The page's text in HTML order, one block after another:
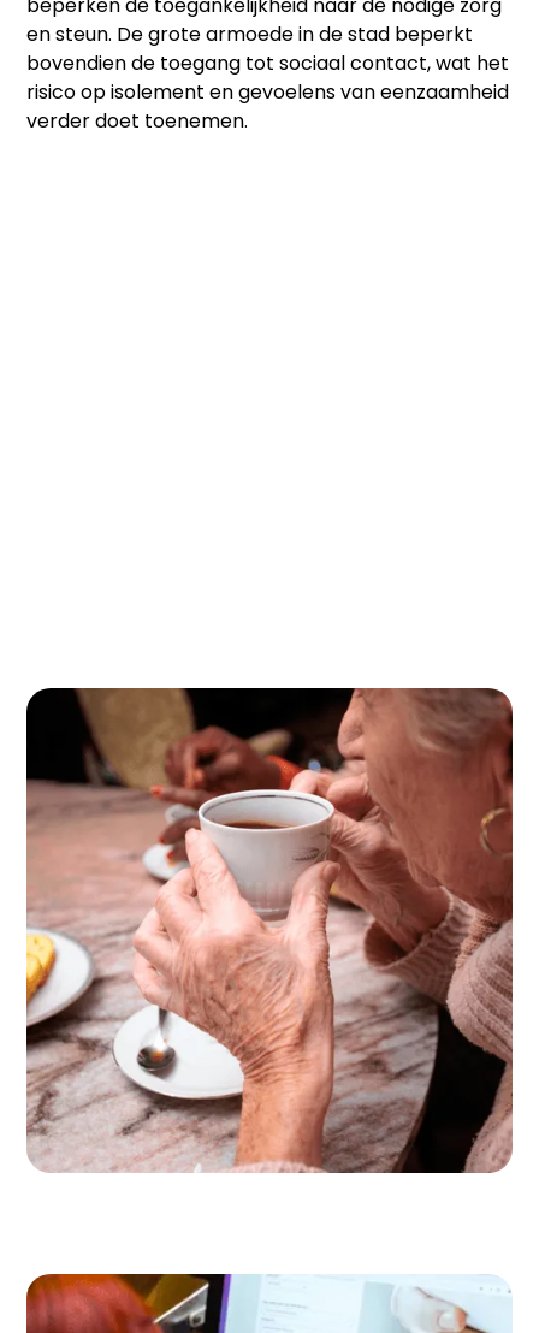
en steun. De grote armoede in de stad beperkt
bovendien de toegang tot sociaal contact, wat het
risico op isolement en gevoelens van eenzaamheid
verder doet toenemen.